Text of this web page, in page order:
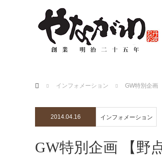
インフォメーション
GW特別企画
2014.04.16 インフォメーション
GW特別企画 【野